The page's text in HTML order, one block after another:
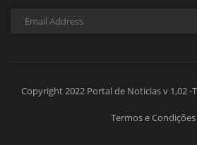
Copyright 2022 Portal de Noticias v 1,02 -
Termos e Condições